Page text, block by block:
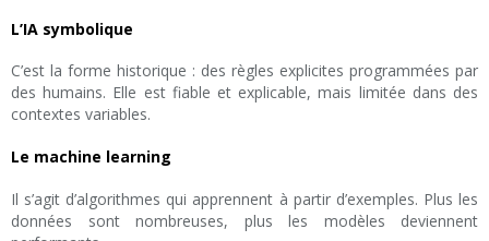
L’IA symbolique
C’est la forme historique : des règles explicites programmées par
des humains. Elle est fiable et explicable, mais limitée dans des
contextes variables.
Le machine learning
Il s’agit d’algorithmes qui apprennent à partir d’exemples. Plus les
données sont nombreuses, plus les modèles deviennent